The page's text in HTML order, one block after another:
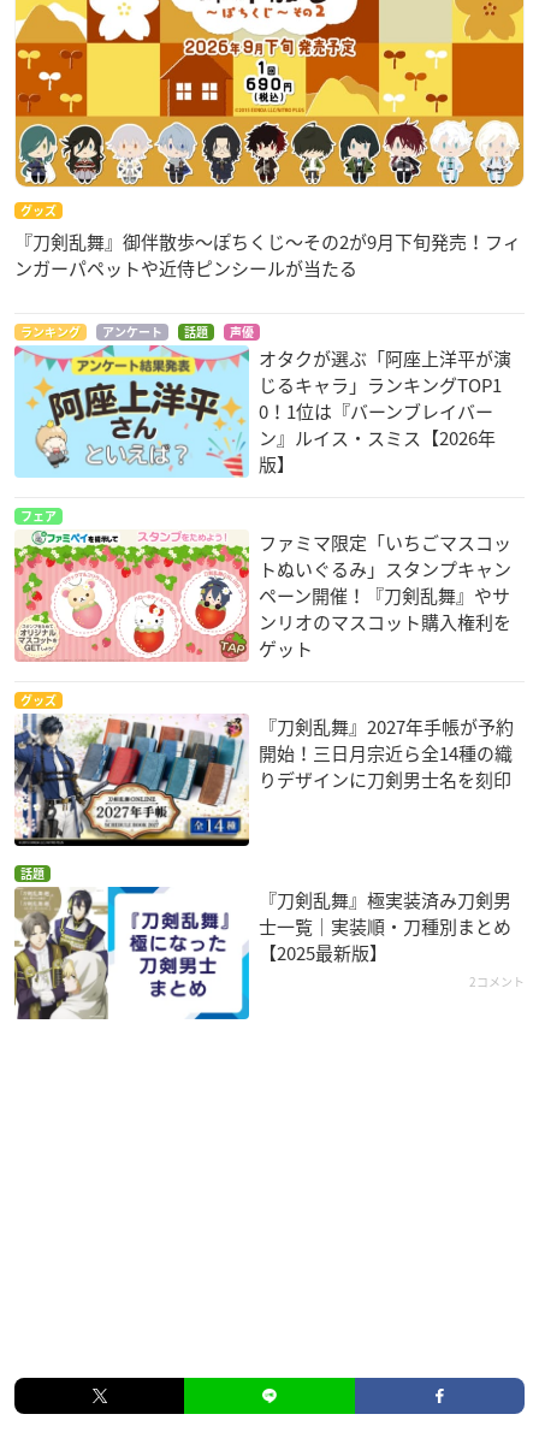
グッズ
『刀剣乱舞』御伴散歩～ぽちくじ～その2が9月下旬発売！フィ
ンガーパペットや近侍ピンシールが当たる
ランキング アンケート 話題 声優
オタクが選ぶ「阿座上洋平が演
じるキャラ」ランキングTOP1
0！1位は『バーンブレイバー
ン』ルイス・スミス【2026年
版】
フェア
ファミマ限定「いちごマスコッ
トぬいぐるみ」スタンプキャン
ペーン開催！『刀剣乱舞』やサ
ンリオのマスコット購入権利を
ゲット
グッズ
『刀剣乱舞』2027年手帳が予約
開始！三日月宗近ら全14種の織
りデザインに刀剣男士名を刻印
話題
『刀剣乱舞』極実装済み刀剣男
士一覧｜実装順・刀種別まとめ
【2025最新版】
2コメント